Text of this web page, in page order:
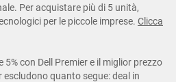
Per acquistare più di 5 unità,
per le piccole imprese. Clicca
con Dell Premier e il miglior prezzo
escludono quanto segue: deal in